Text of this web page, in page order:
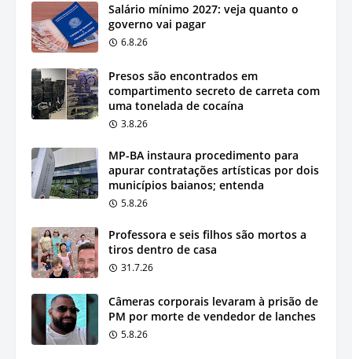
Salário mínimo 2027: veja quanto o
governo vai pagar
6.8.26
Presos são encontrados em
compartimento secreto de carreta com
uma tonelada de cocaína
3.8.26
MP-BA instaura procedimento para
apurar contratações artísticas por dois
municípios baianos; entenda
5.8.26
Professora e seis filhos são mortos a
tiros dentro de casa
31.7.26
Câmeras corporais levaram à prisão de
PM por morte de vendedor de lanches
5.8.26